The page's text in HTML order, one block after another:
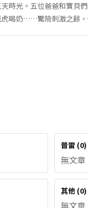
時光。五位爸爸和寶貝
喝奶……驚險刺激之餘，
普雷 (0)
無文章
其他 (0)